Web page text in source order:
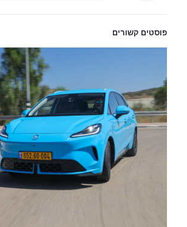
פוסטים קשורים